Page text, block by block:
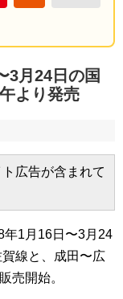
3月24日の国
より発売
広告が含まれて
年1月16日〜3月24
線と、成田〜広
売開始。